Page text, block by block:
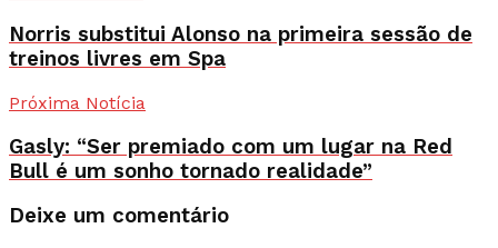
Norris substitui Alonso na primeira sessão de
treinos livres em Spa
Próxima Notícia
Gasly: “Ser premiado com um lugar na Red
Bull é um sonho tornado realidade”
Deixe um comentário